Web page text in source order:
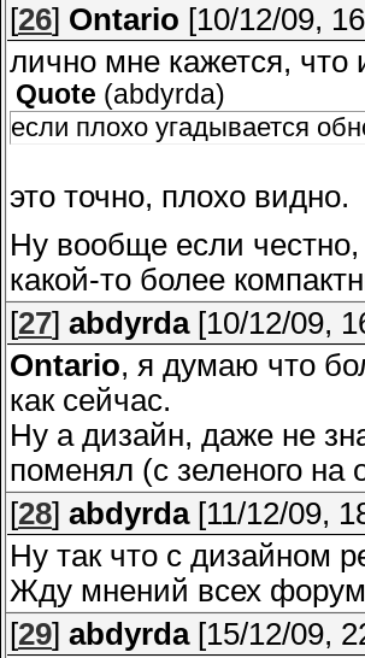
[26] Ontario [10/12/09,
лично мне кажется,
Quote (abdyrda)
если плохо угадывается
это точно, плохо видно.
Ну вообще если
какой-то более
[27] abdyrda[10/12/09,
Ontario, я думаю что
как сейчас.
Ну а дизайн, даже не
поменял (с зеленого
[28] abdyrda[11/12/09,
Ну так что с дизайном
Жду мнений всех
[29] abdyrda[15/12/09,